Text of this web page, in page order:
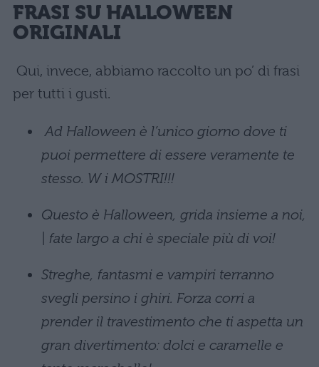
FRASI SU HALLOWEEN
ORIGINALI
Qui, invece, abbiamo raccolto un po’ di frasi
per tutti i gusti.
Ad Halloween è l’unico giorno dove ti
puoi permettere di essere veramente te
stesso. W i MOSTRI!!!
Questo è Halloween, grida insieme a noi,
| fate largo a chi è speciale più di voi!
Streghe, fantasmi e vampiri terranno
svegli persino i ghiri. Forza corri a
prender il travestimento che ti aspetta un
gran divertimento: dolci e caramelle e